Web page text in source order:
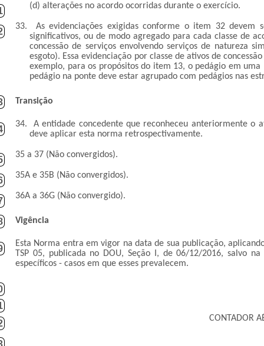
(d) alterações no acordo ocorridas durante o exercício.
33.
As evidenciações exigidas conforme o item 32 devem
significativos, ou de modo agregado para cada classe de
concessão de serviços envolvendo serviços de natureza
esgoto). Essa evidenciação por classe de ativos de
exemplo, para os propósitos do item 13, o pedágio em
pedágio na ponte deve estar agrupado com pedágios nas
Transição
34.
A entidade concedente que reconheceu anteriormente o
deve aplicar esta norma retrospectivamente.
35 a 37 (Não convergidos).
35A e 35B (Não convergidos).
36A a 36G (Não convergido).
Vigência
Esta Norma entra em vigor na data de sua publicação,
TSP 05, publicada no DOU, Seção I, de 06/12/2016, salvo
específicos - casos em que esses prevalecem.
CONTADOR